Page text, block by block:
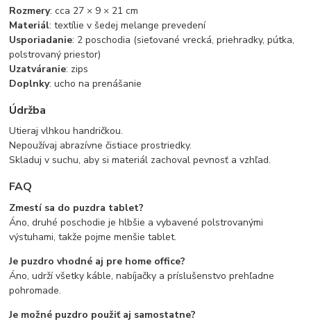
Rozmery: cca 27 × 9 × 21 cm
Materiál: textílie v šedej melange prevedení
Usporiadanie: 2 poschodia (sieťované vrecká, priehradky, pútka,
polstrovaný priestor)
Uzatváranie: zips
Doplnky: ucho na prenášanie
Údržba
Utieraj vlhkou handričkou.
Nepoužívaj abrazívne čistiace prostriedky.
Skladuj v suchu, aby si materiál zachoval pevnosť a vzhľad.
FAQ
Zmestí sa do puzdra tablet?
Áno, druhé poschodie je hlbšie a vybavené polstrovanými
výstuhami, takže pojme menšie tablet.
Je puzdro vhodné aj pre home office?
Áno, udrží všetky káble, nabíjačky a príslušenstvo prehľadne
pohromade.
Je možné puzdro použiť aj samostatne?